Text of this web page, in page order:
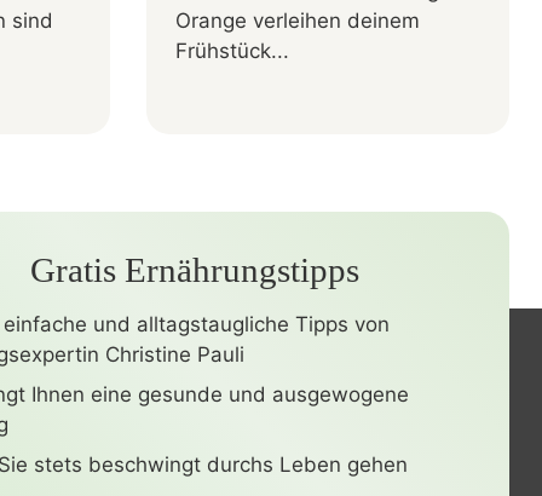
sind
Orange verleihen deinem
Frühstück...
Gratis Ernährungstipps
und alltagstaugliche Tipps von
Christine Pauli
Ihnen eine gesunde und ausgewogene
stets beschwingt durchs Leben gehen